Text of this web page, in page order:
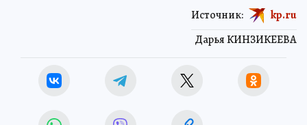
Дарья КИНЗИКЕЕВА
Источник: kp.ru